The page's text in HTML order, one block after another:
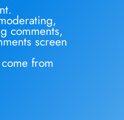
comments,
screen
from